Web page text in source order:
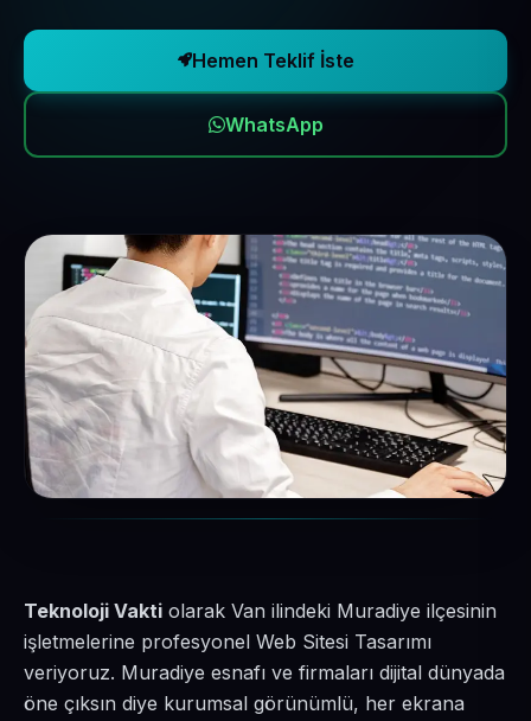
Hemen Teklif İste
WhatsApp
Teknoloji Vakti olarak Van ilindeki Muradiye ilçesinin
işletmelerine profesyonel Web Sitesi Tasarımı
veriyoruz. Muradiye esnafı ve firmaları dijital dünyada
öne çıksın diye kurumsal görünümlü, her ekrana